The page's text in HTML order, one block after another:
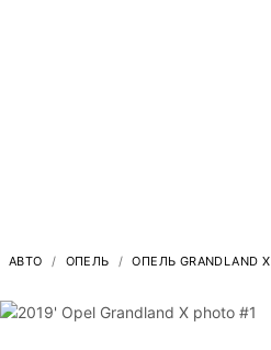
АВТО ОПЕЛЬ ОПЕЛЬ GRANDLAND X